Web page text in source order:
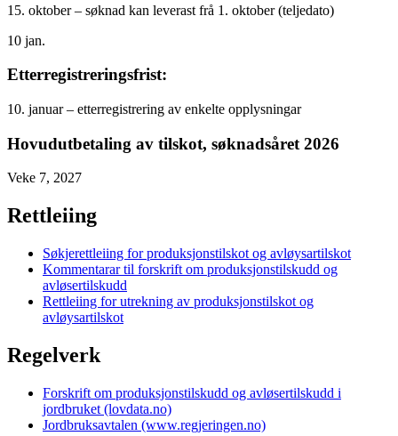
15. oktober – søknad kan leverast frå 1. oktober (teljedato)
10 jan.
Etterregistreringsfrist:
10. januar – etterregistrering av enkelte opplysningar
Hovudutbetaling av tilskot, søknadsåret 2026
Veke 7, 2027
Rettleiing
Søkjerettleiing for produksjonstilskot og avløysartilskot
Kommentarar til forskrift om produksjonstilskudd og
avløsertilskudd
Rettleiing for utrekning av produksjonstilskot og
avløysartilskot
Regelverk
Forskrift om produksjonstilskudd og avløsertilskudd i
jordbruket (lovdata.no)
Jordbruksavtalen (www.regjeringen.no)